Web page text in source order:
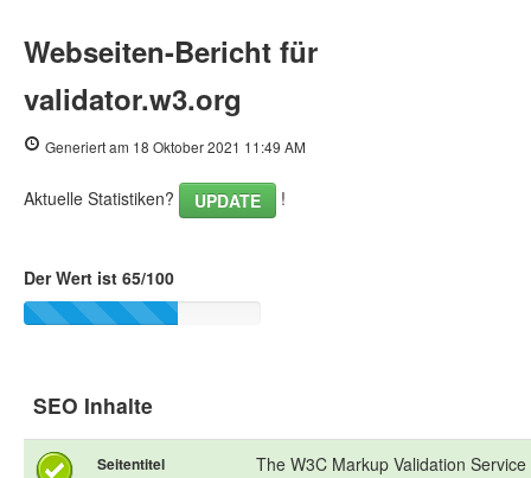
Webseiten-Bericht für
validator.w3.org
Generiert am 18 Oktober 2021 11:49 AM
Aktuelle Statistiken? UPDATE !
Der Wert ist 65/100
SEO Inhalte
Seitentitel The W3C Markup Validation Service